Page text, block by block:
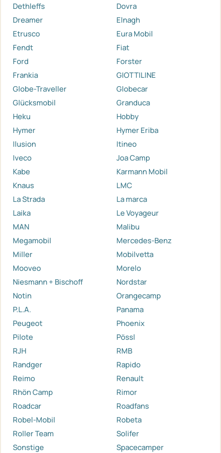
Dethleffs
Dovra
Dreamer
Elnagh
Etrusco
Eura Mobil
Fendt
Fiat
Ford
Forster
Frankia
GIOTTILINE
Globe-Traveller
Globecar
Glücksmobil
Granduca
Heku
Hobby
Hymer
Hymer Eriba
Ilusion
Itineo
Iveco
Joa Camp
Kabe
Karmann Mobil
Knaus
LMC
La Strada
La marca
Laika
Le Voyageur
MAN
Malibu
Megamobil
Mercedes-Benz
Miller
Mobilvetta
Mooveo
Morelo
Niesmann + Bischoff
Nordstar
Notin
Orangecamp
P.L.A.
Panama
Peugeot
Phoenix
Pilote
Pössl
RJH
RMB
Randger
Rapido
Reimo
Renault
Rhön Camp
Rimor
Roadcar
Roadfans
Robel-Mobil
Robeta
Roller Team
Solifer
Sonstige
Spacecamper